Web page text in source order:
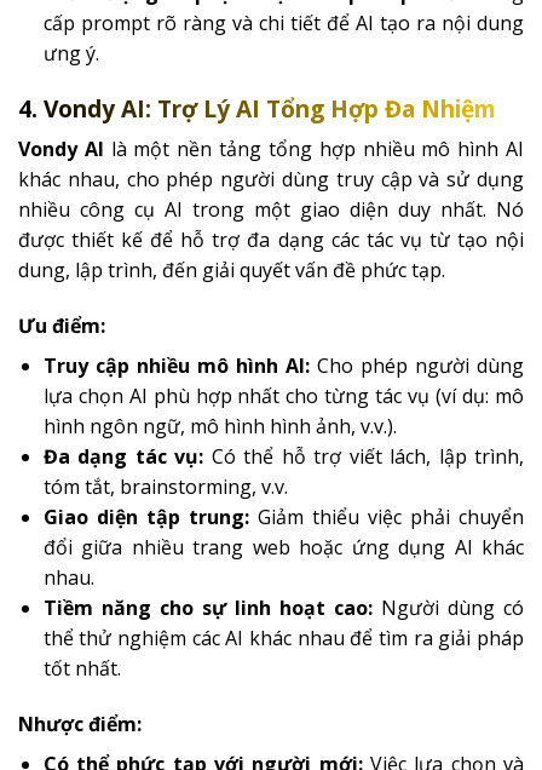
cấp prompt rõ ràng và chi tiết để AI tạo ra nội dung
ưng ý.
4. Vondy AI: Trợ Lý AI Tổng Hợp Đa Nhiệm
Vondy AI là một nền tảng tổng hợp nhiều mô hình AI
khác nhau, cho phép người dùng truy cập và sử dụng
nhiều công cụ AI trong một giao diện duy nhất. Nó
được thiết kế để hỗ trợ đa dạng các tác vụ từ tạo nội
dung, lập trình, đến giải quyết vấn đề phức tạp.
Ưu điểm:
Truy cập nhiều mô hình AI:Cho phép người dùng
lựa chọn AI phù hợp nhất cho từng tác vụ (ví dụ: mô
hình ngôn ngữ, mô hình hình ảnh, v.v.).
Đa dạng tác vụ: Có thể hỗ trợ viết lách, lập trình,
tóm tắt, brainstorming, v.v.
Giao diện tập trung:Giảm thiểu việc phải chuyển
đổi giữa nhiều trang web hoặc ứng dụng AI khác
nhau.
Tiềm năng cho sự linh hoạt cao:Người dùng có
thể thử nghiệm các AI khác nhau để tìm ra giải pháp
tốt nhất.
Nhược điểm:
Có thể phức tạp với người mới:Việc lựa chọn và